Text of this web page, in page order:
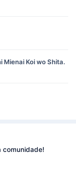
Mienai Koi wo Shita.
comunidade!